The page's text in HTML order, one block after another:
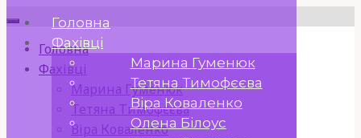
Skip
contentГоловна
Фахівці
Марина Гуменюк
Тетяна Тимофєєва
Віра Коваленко
Головна
Фахівці
Марина Гуменюк
Тетяна Тимофєєва
Віра Коваленко
Олена Білоус